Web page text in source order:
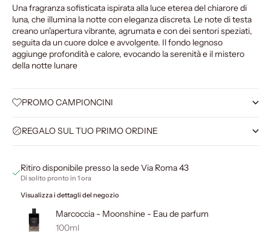
Una fragranza sofisticata ispirata alla luce eterea del chiarore di
luna, che illumina la notte con eleganza discreta. Le note di testa
creano un'apertura vibrante, agrumata e con dei sentori speziati,
seguita da un cuore dolce e avvolgente. Il fondo legnoso
aggiunge profondità e calore, evocando la serenità e il mistero
della notte lunare
PROMO CAMPIONCINI
REGALO SUL TUO PRIMO ORDINE
Ritiro disponibile presso la sede Via Roma 43
Di solito pronto in 1 ora
Visualizza i dettagli del negozio
Marcoccia - Moonshine - Eau de parfum
100ml